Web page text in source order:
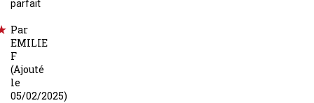
parfait
Par
EMILIE
F
(Ajouté
le
05/02/2025)